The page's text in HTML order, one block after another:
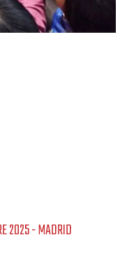
2025 - MADRID